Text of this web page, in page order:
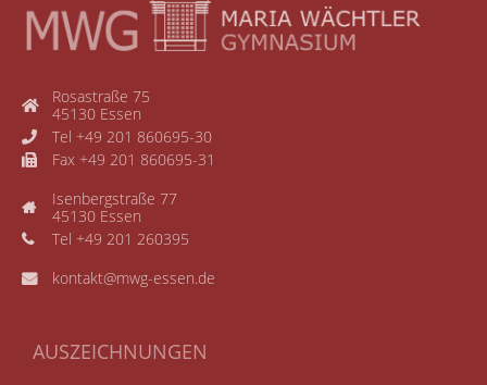
Rosastraße 75
45130 Essen
Tel +49 201 860695-30
Fax +49 201 860695-31
Isenbergstraße 77
45130 Essen
Tel +49 201 260395
kontakt@mwg-essen.de
AUSZEICHNUNGEN